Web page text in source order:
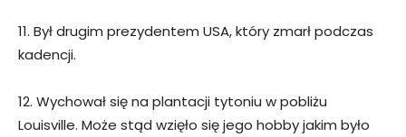
11. Był drugim prezydentem USA, który zmarł podczas
kadencji.
12. Wychował się na plantacji tytoniu w pobliżu
Louisville. Może stąd wzięło się jego hobby jakim było